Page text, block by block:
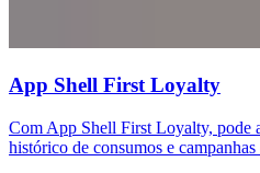
App Shell First Loyalty
Com App Shell First Loyalty, pode
histórico de consumos e